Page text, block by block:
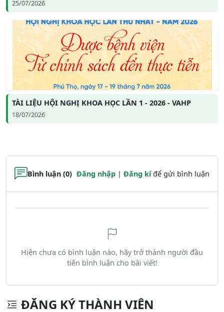
25/07/2026
TÀI LIỆU HỘI NGHỊ KHOA HỌC LẦN 1 - 2026 - VAHP
18/07/2026
Bình luận (0) Đăng nhập | Đăng kíđể gửi bình luận
Hiện chưa có bình luận nào, hãy trở thành người đầu
tiên bình luận cho bài viết!
ĐĂNG KÝ THÀNH VIÊN